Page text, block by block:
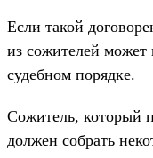
Если такой
из сожителей может
судебном порядке.
Сожитель, который
должен собрать